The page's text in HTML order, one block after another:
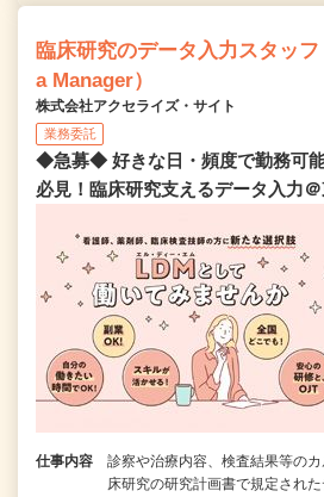
臨床研究のデータ入力スタッ
a Manager）
株式会社アクセライズ・サイト
業務委託
◆急募◆ 好きな日・頻度で勤務可
必見！臨床研究支えるデータ入力
仕事内容
診察や治療内容、検査結果等の
床研究の研究計画書で規定され